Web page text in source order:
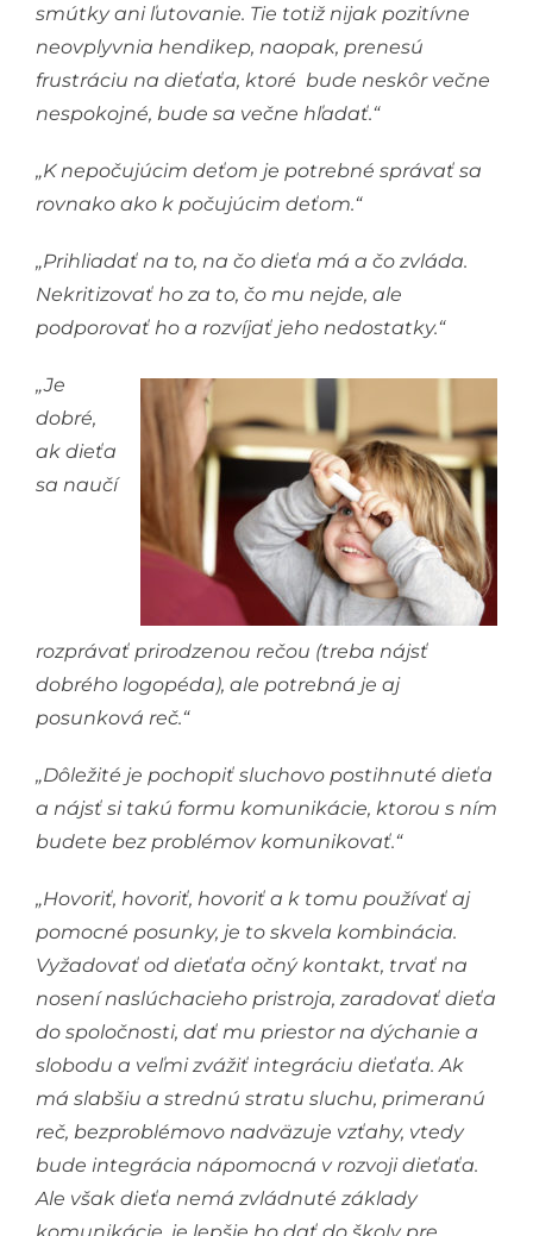
smútky ani ľutovanie. Tie totiž nijak pozitívne
neovplyvnia hendikep, naopak, prenesú
frustráciu na dieťaťa, ktoré bude neskôr večne
nespokojné, bude sa večne hľadať.“
„K nepočujúcim deťom je potrebné správať sa
rovnako ako k počujúcim deťom.“
„Prihliadať na to, na čo dieťa má a čo zvláda.
Nekritizovať ho za to, čo mu nejde, ale
podporovať ho a rozvíjať jeho nedostatky.“
„Je
dobré,
ak dieťa
sa naučí
rozprávať prirodzenou rečou (treba nájsť
dobrého logopéda), ale potrebná je aj
posunková reč.“
„Dôležité je pochopiť sluchovo postihnuté dieťa
a nájsť si takú formu komunikácie, ktorou s ním
budete bez problémov komunikovať.“
„Hovoriť, hovoriť, hovoriť a k tomu používať aj
pomocné posunky, je to skvela kombinácia.
Vyžadovať od dieťaťa očný kontakt, trvať na
nosení naslúchacieho pristroja, zaradovať dieťa
do spoločnosti, dať mu priestor na dýchanie a
slobodu a veľmi zvážiť integráciu dieťaťa. Ak
má slabšiu a strednú stratu sluchu, primeranú
reč, bezproblémovo nadväzuje vzťahy, vtedy
bude integrácia nápomocná v rozvoji dieťaťa.
Ale však dieťa nemá zvládnuté základy